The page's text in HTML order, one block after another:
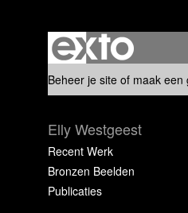
Beheer je site of maak een
Elly Westgeest
Recent Werk
Bronzen Beelden
Publicaties